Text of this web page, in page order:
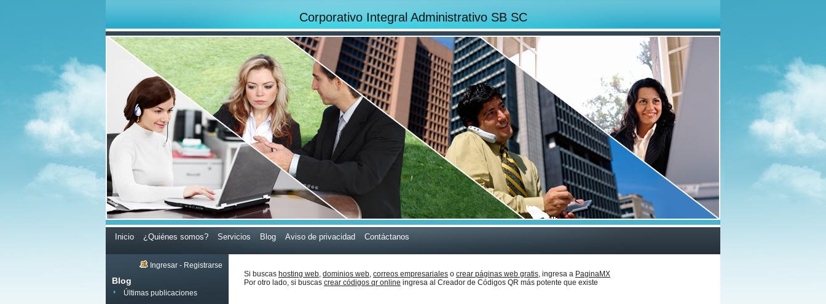
Corporativo Integral Administrativo SB SC
Inicio ¿Quiénes somos? Servicios Blog Aviso de privacidad Contáctanos
Ingresar - Registrarse
Blog
Últimas publicaciones
Si buscas hosting web, dominios web, correos empresariales o crear páginas web gratis, ingresa a PaginaMX
Por otro lado, si buscas crear códigos qr online ingresa al Creador de Códigos QR más potente que existe